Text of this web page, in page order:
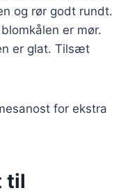
og rør godt rundt.
er mør.
er glat. Tilsæt
for ekstra
til